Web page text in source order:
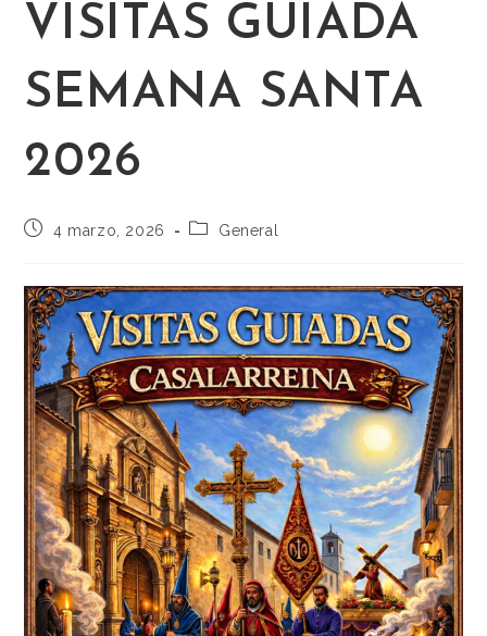
VISITAS GUIADA
SEMANA SANTA
2026
4 marzo, 2026 General